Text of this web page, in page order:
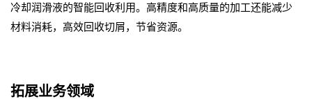
冷却润滑液的智能回收利用。高精度和高质量的加工还能减少
材料消耗，高效回收切屑，节省资源。
拓展业务领域